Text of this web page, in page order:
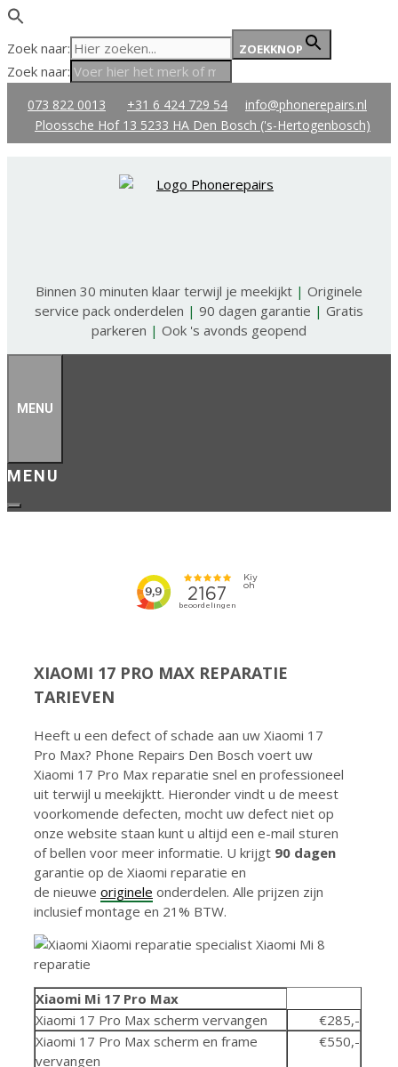
Zoek naar: ZOEKKNOP
Zoek naar:
naar073 822 0013 +31 6 424 729 54
info@phonerepairs.nl
Ploossche Hof 13 5233 HA Den Bosch ('s-Hertogenbosch)
Binnen 30 minuten klaar terwijl je meekijkt | Originele
service pack onderdelen | 90 dagen garantie | Gratis
parkeren | Ook 's avonds geopend
MENU
XIAOMI 17 PRO MAX REPARATIE
TARIEVEN
Heeft u een defect of schade aan uw Xiaomi 17
Pro Max? Phone Repairs Den Bosch voert uw
Xiaomi 17 Pro Max reparatie snel en professioneel
uit terwijl u meekijktt. Hieronder vindt u de meest
voorkomende defecten, mocht uw defect niet op
onze website staan kunt u altijd een e-mail sturen
of bellen voor meer informatie. U krijgt 90 dagen
garantie op de Xiaomi reparatie en
de nieuwe originele onderdelen. Alle prijzen zijn
inclusief montage en 21% BTW.
Xiaomi Mi 17 Pro Max
Xiaomi 17 Pro Max scherm vervangen
€285,-
Xiaomi 17 Pro Max scherm en frame
vervangen
€550,-